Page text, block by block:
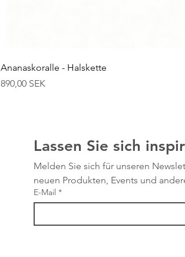
Schnellansicht
Ananaskoralle - Halskette
Preis
890,00 SEK
Lassen Sie sich
Melden Sie sich für unseren
neuen Produkten, Events und
E-Mail *